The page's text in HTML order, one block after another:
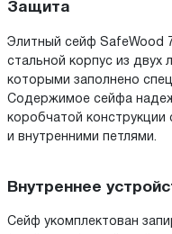
Защита
Элитный сейф SafeWood
стальной корпус из двух
которыми заполнено
Содержимое сейфа
коробчатой
и внутренними петлями.
Внутреннее
Сейф укомплектован